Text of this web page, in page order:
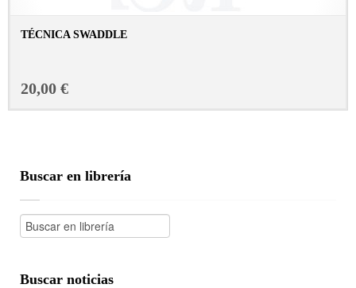
TÉCNICA SWADDLE
20,00 €
Buscar en librería
Buscar noticias